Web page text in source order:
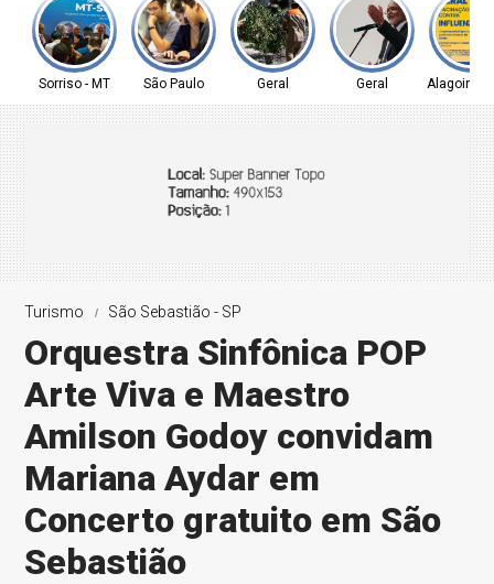
Sorriso - MT São Paulo Geral Geral
Turismo São Sebastião - SP
Orquestra Sinfônica POP
Arte Viva e Maestro
Amilson Godoy convidam
Mariana Aydar em
Concerto gratuito em São
Sebastião